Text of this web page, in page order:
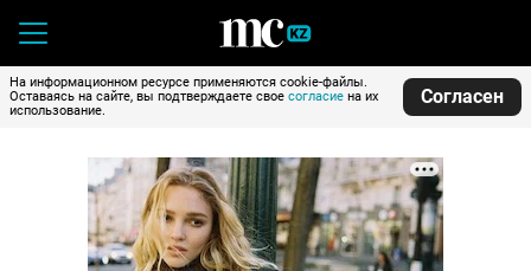
На информационном ресурсе применяются cookie-файлы.
Оставаясь на сайте, вы подтверждаете свое согласие на их
использование.
Согласен